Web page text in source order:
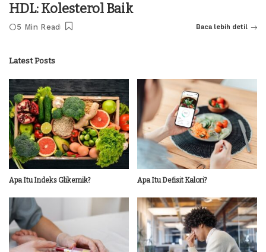
HDL: Kolesterol Baik
5 Min Read Baca lebih detil
Latest Posts
Apa Itu Indeks Glikemik? Apa Itu Defisit Kalori?